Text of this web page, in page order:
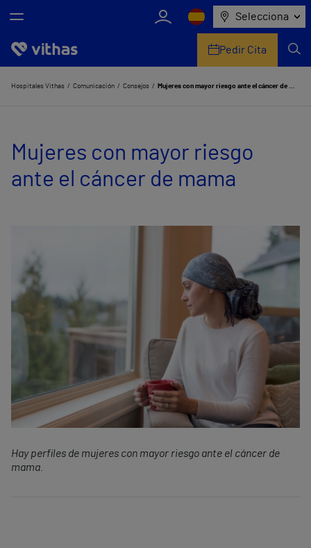
Selecciona
Nosotros
Servicios de salud
Equipo médico y asistencial
Pedir Cita
Hospitales Vithas Comunicación Consejos Mujeres con mayor riesgo ante el cáncer de mama
Mujeres con mayor riesgo
ante el cáncer de mama
Hay perfiles de mujeres con mayor riesgo ante el cáncer de
mama.